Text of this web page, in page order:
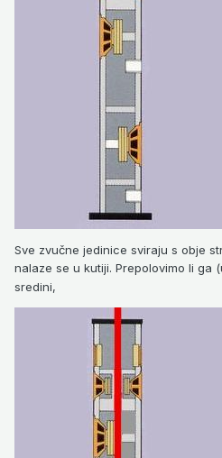
Sve zvučne jedinice sviraju s obje
nalaze se u kutiji. Prepolovimo li ga
sredini,